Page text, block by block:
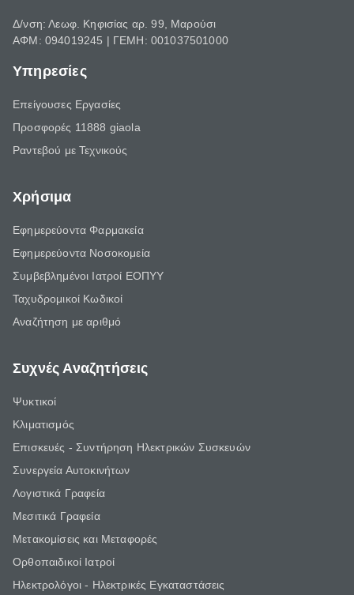
Δ/νση: Λεωφ. Κηφισίας αρ. 99, Μαρούσι
ΑΦΜ: 094019245 | ΓΕΜΗ: 001037501000
Υπηρεσίες
Επείγουσες Εργασίες
Προσφορές 11888 giaola
Ραντεβού με Τεχνικούς
Χρήσιμα
Εφημερεύοντα Φαρμακεία
Εφημερεύοντα Νοσοκομεία
Συμβεβλημένοι Ιατροί ΕΟΠΥΥ
Ταχυδρομικοί Κωδικοί
Αναζήτηση με αριθμό
Συχνές Αναζητήσεις
Ψυκτικοί
Κλιματισμός
Επισκευές - Συντήρηση Ηλεκτρικών Συσκευών
Συνεργεία Αυτοκινήτων
Λογιστικά Γραφεία
Μεσιτικά Γραφεία
Μετακομίσεις και Μεταφορές
Ορθοπαιδικοί Ιατροί
Ηλεκτρολόγοι - Ηλεκτρικές Εγκαταστάσεις